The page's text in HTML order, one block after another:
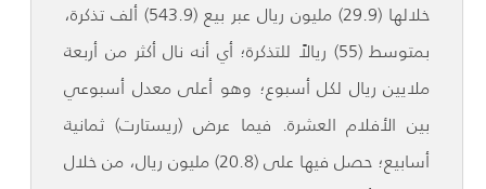
خلالها (29.9) مليون ريال عبر بيع (543.9) ألف تذكرة،
بمتوسط (55) ريالاً للتذكرة؛ أي أنه نال أكثر من أربعة
ملايين ريال لكل أسبوع؛ وهو أعلى معدل أسبوعي
بين الأفلام العشرة. فيما عرض (ريستارت) ثمانية
أسابيع؛ حصل فيها على (20.8) مليون ريال، من خلال